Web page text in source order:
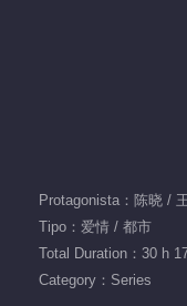
Protagonista：陈晓 /
Tipo：爱情 / 都市
Total Duration：30 h
Category：Series